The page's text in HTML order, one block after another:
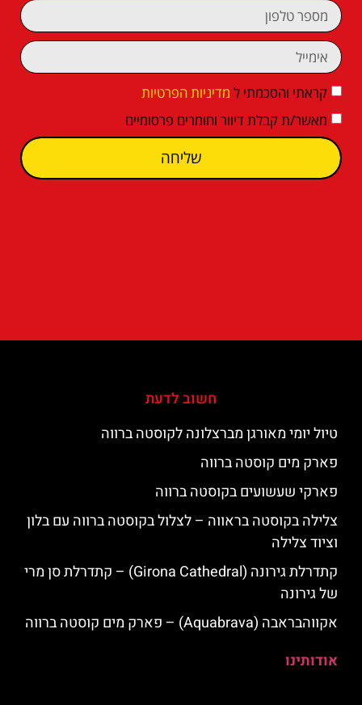
קראתי והסכמתי ל מדיניות הפרטיות
מאשר/ת קבלת דיוור וחומרים פרסומיים
שליחה
חשוב לדעת
טיול יומי מאורגן מברצלונה לקוסטה ברווה
פארק מים קוסטה ברווה
פארקי שעשועים בקוסטה ברווה
צלילה בקוסטה בראווה – לצלול בקוסטה ברווה עם בלון
וציוד צלילה
קתדרלת גירונה (Girona Cathedral) – קתדרלת סן מרי
של גירונה
אקווהבראבה (Aquabrava) – פארק מים קוסטה ברווה
אודותינו